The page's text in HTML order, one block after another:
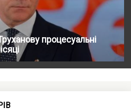
процесуальні